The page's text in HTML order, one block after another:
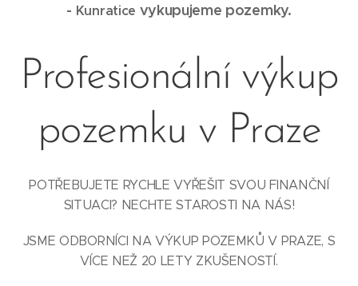
- Kunratice vykupujeme pozemky.
Profesionální výkup
pozemku v Praze
POTŘEBUJETE RYCHLE VYŘEŠIT SVOU FINANČNÍ
SITUACI? NECHTE STAROSTI NA NÁS!
JSME ODBORNÍCI NA VÝKUP POZEMKŮ V PRAZE, S
VÍCE NEŽ 20 LETY ZKUŠENOSTÍ.